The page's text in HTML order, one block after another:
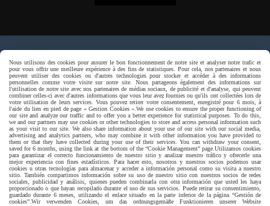
Paiement sécurisé
Nous utilisons des cookies pour assurer le bon fonctionnement de notre site et analyser notre trafic et
pour vous offrir une meilleure expérience à des fins de statistiques. Pour cela, nos partenaires et nous
peuvent utiliser des cookies ou d'autres technologies pour stocker et accéder à des informations
personnelles comme votre visite sur notre site. Nous partageons également des informations sur
l'utilisation de notre site avec nos partenaires de médias sociaux, de publicité et d'analyse, qui peuvent
combiner celles-ci avec d'autres informations que vous leur avez fournies ou qu'ils ont collectées lors de
votre utilisation de leurs services. Vous pouvez retirer votre consentement, enregistré pour 6 mois, à
l'aide du lien en pied de page « Gestion Cookies ». We use cookies to ensure the proper functioning of
our site and analyze our traffic and to offer you a better experience for statistical purposes. To do this,
we and our partners may use cookies or other technologies to store and access personal information such
as your visit to our site. We also share information about your use of our site with our social media,
advertising and analytics partners, who may combine it with other information you have provided to
them or that they have collected during your use of their services. You can withdraw your consent,
saved for 6 months, using the link at the bottom of the “Cookie Management” page. Utilizamos cookies
para garantizar el correcto funcionamiento de nuestro sitio y analizar nuestro tráfico y ofrecerle una
mejor experiencia con fines estadísticos. Para hacer esto, nosotros y nuestros socios podemos usar
cookies u otras tecnologías para almacenar y acceder a información personal como su visita a nuestro
sitio. También compartimos información sobre su uso de nuestro sitio con nuestros socios de redes
sociales, publicidad y análisis, quienes pueden combinarla con otra información que usted les haya
proporcionado o que hayan recopilado durante el uso de sus servicios. Puede retirar su consentimiento,
guardado durante 6 meses, utilizando el enlace situado en la parte inferior de la página “Gestión de
cookies”. Wir verwenden Cookies, um das ordnungsgemäße Funktionieren unserer Website